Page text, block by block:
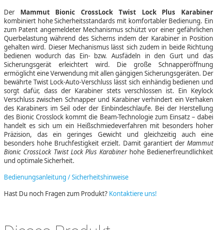
Der Mammut Bionic CrossLock Twist Lock Plus Karabiner
kombiniert hohe Sicherheitsstandards mit komfortabler Bedienung. Ein
zum Patent angemeldeter Mechanismus schützt vor einer gefährlichen
Querbelastung während des Sicherns indem der Karabiner in Position
gehalten wird. Dieser Mechanismus lässt sich zudem in beide Richtung
bedienen wodurch das Ein- bzw. Ausfädeln in den Gurt und das
Sicherungsgerät erleichtert wird. Die große Schnapperöffnung
ermöglicht eine Verwendung mit allen gängigen Sicherungsgeräten. Der
bewährte Twist Lock-Auto-Verschluss lässt sich einhändig bedienen und
sorgt dafür, dass der Karabiner stets verschlossen ist. Ein Keylock
Verschluss zwischen Schnapper und Karabiner verhindert ein Verhaken
des Karabiners im Seil oder der Einbindeschlaufe. Bei der Herstellung
des Bionic Crosslock kommt die Beam-Technologie zum Einsatz – dabei
handelt es sich um ein Heißschmiedeverfahren mit besonders hoher
Präzision, das ein geringes Gewicht und gleichzeitig auch eine
besonders hohe Bruchfestigkeit erzielt. Damit garantiert der Mammut
Bionic CrossLock Twist Lock Plus Karabinerhohe Bedienerfreundlichkeit
und optimale Sicherheit.
Bedienungsanleitung / Sicherheitshinweise
Hast Du noch Fragen zum Produkt? Kontaktiere uns!